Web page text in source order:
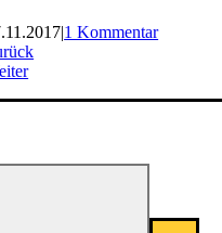
|1 Kommentar